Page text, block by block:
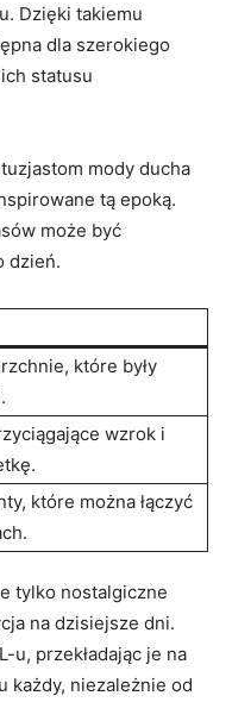
Dzięki takiemu
dla szerokiego
statusu
mody ducha
tą epoką.
może być
dzień.
które były
wzrok i
które można łączyć
tylko nostalgiczne
na dzisiejsze dni.
u, przekładając je na
każdy, niezależnie od